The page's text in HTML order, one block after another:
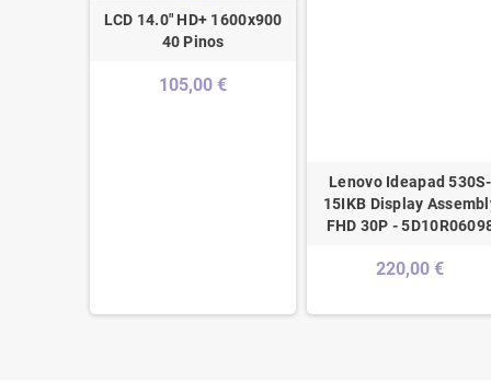
LCD 14.0" HD+ 1600x900
40 Pinos
105,00 €
Lenovo Ideapad 530S-
15IKB Display
FHD 30P -
220,00 €